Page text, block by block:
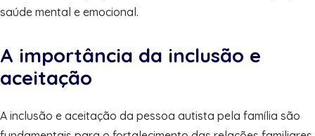
saúde mental e emocional.
A importância da inclusão e
aceitação
A inclusão e aceitação da pessoa autista pela família são